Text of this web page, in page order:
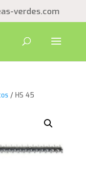
verdes.com
/ HS 45